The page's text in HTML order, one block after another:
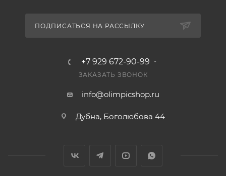
ПОДПИСАТЬСЯ НА РАССЫЛКУ
+7 929 672-90-99
ЗАКАЗАТЬ ЗВОНОК
info@olimpicshop.ru
Дубна, Боголюбова 44